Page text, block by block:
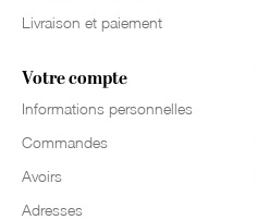
Livraison et paiement
Votre compte
Informations personnelles
Commandes
Avoirs
Adresses